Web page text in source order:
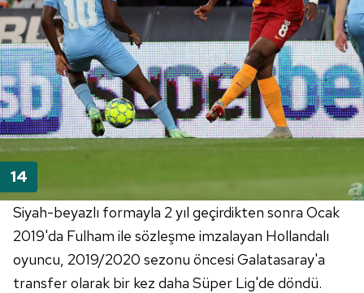
Siyah-beyazlı formayla 2 yıl geçirdikten sonra Ocak
2019'da Fulham ile sözleşme imzalayan Hollandalı
oyuncu, 2019/2020 sezonu öncesi Galatasaray'a
transfer olarak bir kez daha Süper Lig'de döndü.